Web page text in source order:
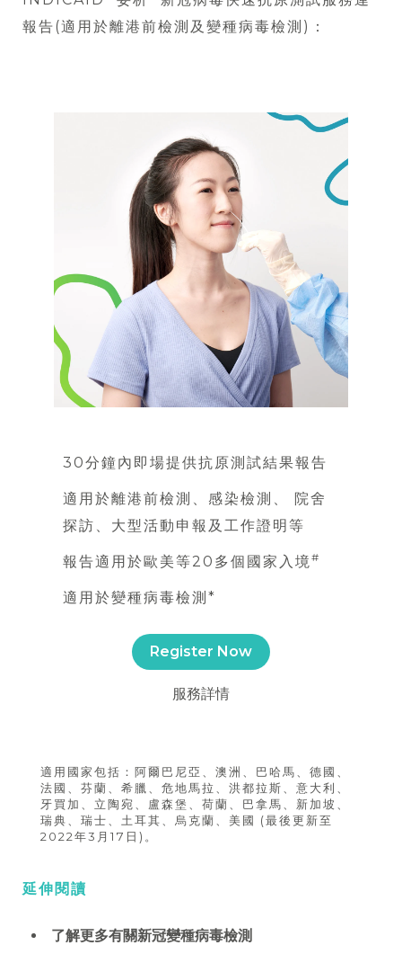
報告(適用於離港前檢測及變種病毒檢測)：
30分鐘內即場提供抗原測試結果報告
適用於離港前檢測、感染檢測、 院舍
探訪、大型活動申報及工作證明等
報告適用於歐美等20多個國家入境#
適用於變種病毒檢測*
Register Now
服務詳情
適用國家包括：阿爾巴尼亞、澳洲、巴哈馬、德國、
法國、芬蘭、希臘、危地馬拉、洪都拉斯、意大利、
牙買加、立陶宛、盧森堡、荷蘭、巴拿馬、新加坡、
瑞典、瑞士、土耳其、烏克蘭、美國 (最後更新至
2022年3月17日)。
延伸閱讀
了解更多有關新冠變種病毒檢測